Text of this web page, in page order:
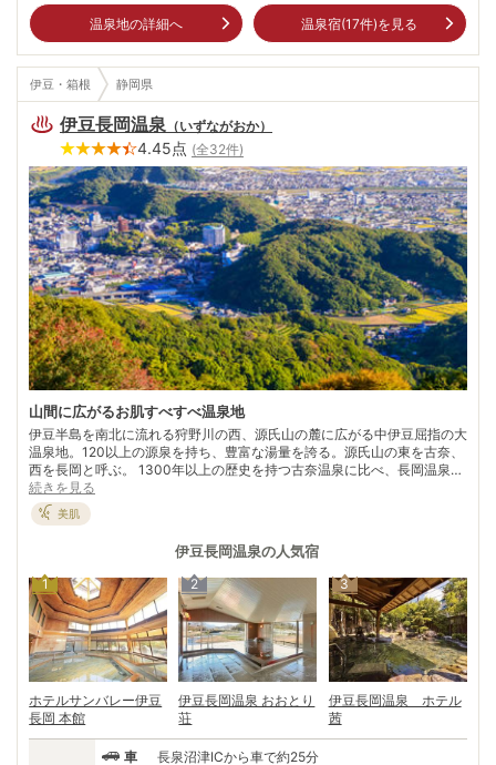
温泉地の詳細へ 温泉宿(17件)を見る
伊豆・箱根 静岡県
伊豆長岡温泉 （いずながおか）
4.45点 (全32件)
山間に広がるお肌すべすべ温泉地
伊豆半島を南北に流れる狩野川の西、源氏山の麓に広がる中伊豆屈指の大
温泉地。120以上の源泉を持ち、豊富な湯量を誇る。源氏山の東を古奈、
西を長岡と呼ぶ。 1300年以上の歴史を持つ古奈温泉に比べ、長岡温泉は
比較的新しく明治末期1907年の開湯。伊豆の玄関口として熱海、伊東に
次ぐ温泉地に成長した。源氏山の山頂からは富士山も望める。 年間を通
じて温暖な気候でいちご、みかんなど四季折々のフルーツ狩りも有名。人
気のいちご狩りは例年12月中旬から5月上旬まで。甘いフルーツを贅沢に
いただいた後は、自慢のお湯ですっきりと汗を流そう！
続きを見る
美肌
伊豆長岡温泉の人気宿
1
ホテルサンバレー伊豆
長岡 本館
2
伊豆長岡温泉 おおとり
荘
3
伊豆長岡温泉 ホテル
茜
車 長泉沼津ICから車で約25分